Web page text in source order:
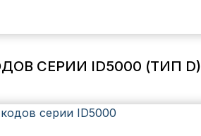
СЕРИИ ID5000 (ТИП D)